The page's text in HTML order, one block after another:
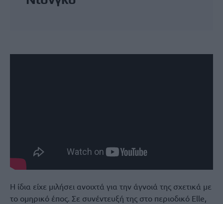
Η ίδια είχε μιλήσει ανοιχτά για την άγνοιά της σχετικά με
το ομηρικό έπος. Σε συνέντευξή της στο περιοδικό Elle,